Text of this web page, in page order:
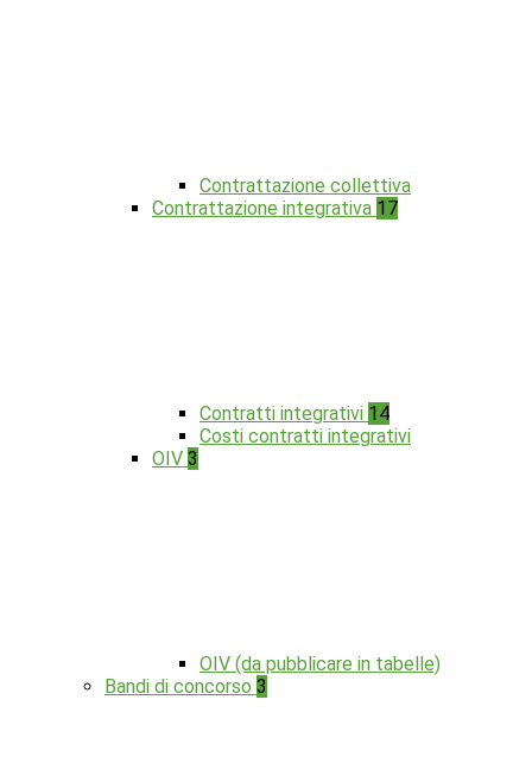
Contrattazione collettiva
Contrattazione integrativa 17
Contratti integrativi 14
Costi contratti integrativi
OIV 3
OIV (da pubblicare in tabelle)
Bandi di concorso 3